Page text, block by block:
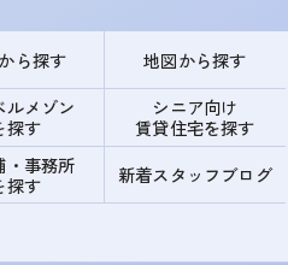
ら探す 地図から探す
ルメゾン
探す
シニア向け
賃貸住宅を探す
・事務所
探す
新着スタッフブログ